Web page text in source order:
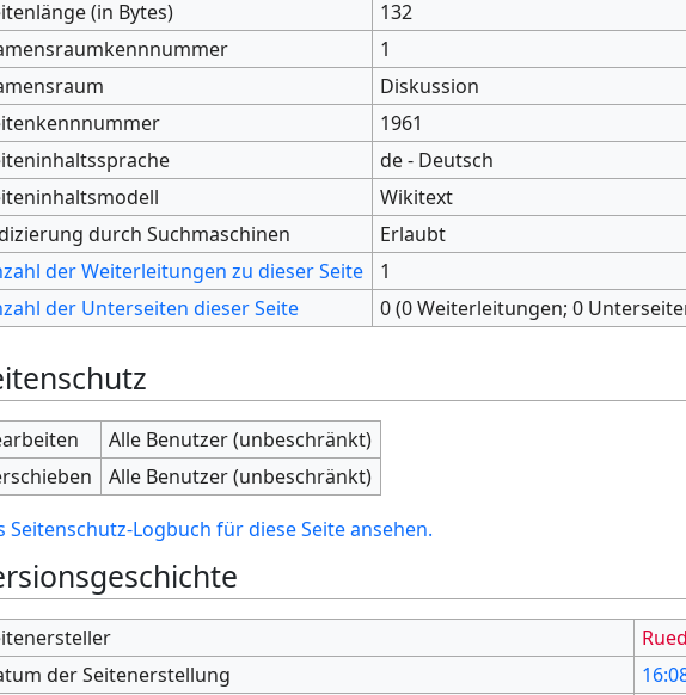
(in Bytes)
132
1
Diskussion
1961
de - Deutsch
Wikitext
durch Suchmaschinen
Erlaubt
der Weiterleitungen zu dieser Seite
1
der Unterseiten dieser Seite
0 (0 Weiterleitungen; 0
Alle Benutzer (unbeschränkt)
Alle Benutzer (unbeschränkt)
Seitenschutz-Logbuch für diese Seite ansehen.
der Seitenerstellung